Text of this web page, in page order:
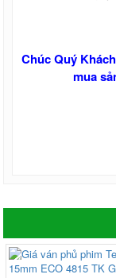
Chúc Quý
mua
-1%